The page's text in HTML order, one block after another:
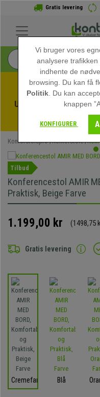
Gratis levering
Udnyt
rabatter i en
Kontorstolepro Kontorstole
Tilbud
Konferencestol AMIR
Praktisk, Beige Farve
1.199,00 kr (1498,75
Gratis levering
Cremefarvet Blå
Vi bruger vores
analysere
indhente de
browsing. Du kan få
Politik . Du kan
knappen
KONFIGURER